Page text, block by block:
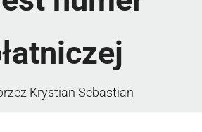
Krystian Sebastian